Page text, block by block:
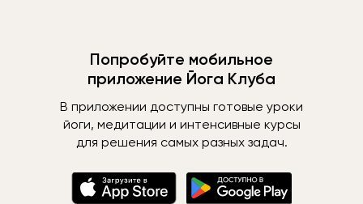
Попробуйте мобильное
приложение Йога Клуба
В приложении доступны готовые уроки
йоги, медитации и интенсивные курсы
для решения самых разных задач.